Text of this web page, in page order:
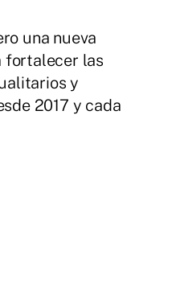
una nueva
fortalecer las
y
2017 y cada